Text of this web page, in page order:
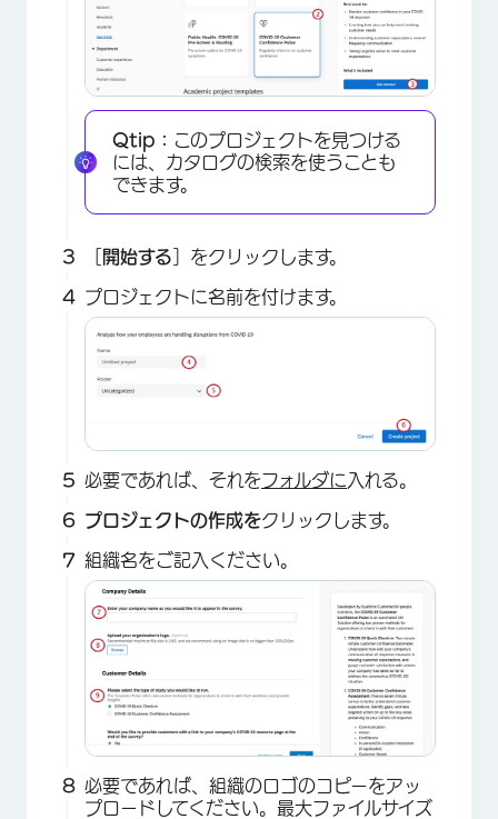
×
Qtip： このプロジェクトを見つける
には、カタログの検索を使うことも
できます。
開始する ］をクリックします。
プロジェクトに名前を付けます。
必要であれば、それをフォルダに 入れる。
プロジェクトの作成をクリックします。
組織名をご記入ください。
必要であれば、組織のロゴのコピーをアッ
プロードしてください。最大ファイルサイズ